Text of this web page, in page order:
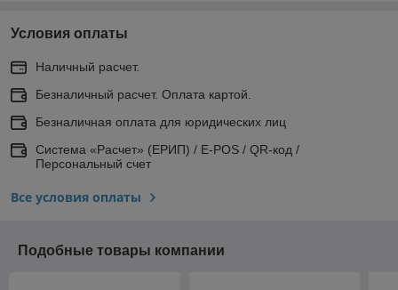
Условия оплаты
Наличный расчет.
Безналичный расчет. Оплата картой.
Безналичная оплата для юридических лиц
Система «Расчет» (ЕРИП) / E-POS / QR-код /
Персональный счет
Все условия оплаты
Подобные товары компании